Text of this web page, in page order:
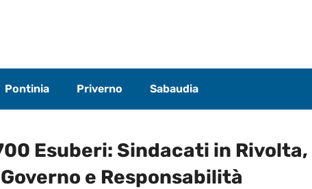
Pontinia Priverno Sabaudia
Esuberi: Sindacati in Rivolta,
e Responsabilità